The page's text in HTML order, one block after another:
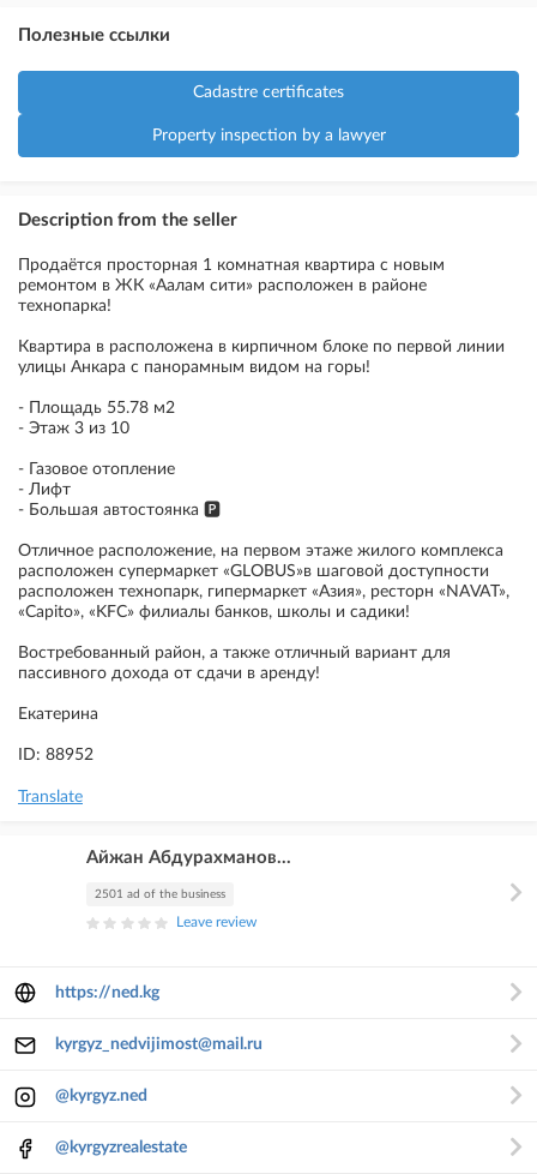
Полезные ссылки
Cadastre certificates
Property inspection by a lawyer
Description from the seller
Продаётся просторная 1 комнатная квартира с новым
ремонтом в ЖК «Аалам сити» расположен в районе
технопарка!
Квартира в расположена в кирпичном блоке по первой линии
улицы Анкара с панорамным видом на горы!
- Площадь 55.78 м2
- Этаж 3 из 10
- Газовое отопление
- Лифт
- Большая автостоянка 🅿️
Отличное расположение, на первом этаже жилого комплекса
расположен супермаркет «GLOBUS»в шаговой доступности
расположен технопарк, гипермаркет «Азия», ресторн «NAVAT»,
«Capito», «KFC» филиалы банков, школы и садики!
Востребованный район, а также отличный вариант для
пассивного дохода от сдачи в аренду!
Екатерина
ID: 88952
Translate
Айжан Абдурахманов...
2501 ad of the business
Leave review
https://ned.kg
kyrgyz_nedvijimost@mail.ru
@kyrgyz.ned
@kyrgyzrealestate